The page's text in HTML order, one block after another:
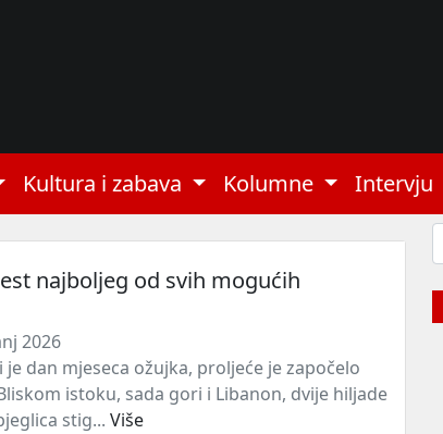
Kultura i zabava Kolumne Intervju
najboljeg od svih mogućih
2026
je dan mjeseca ožujka, proljeće je započelo
istoku, sada gori i Libanon, dvije hiljade
stig... Više